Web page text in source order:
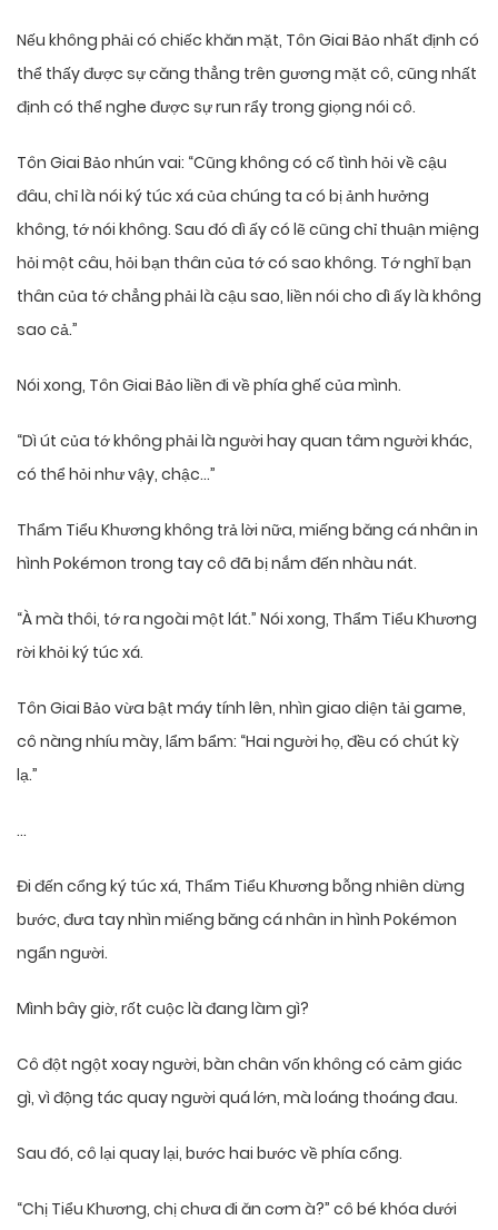
Nếu không phải có chiếc khăn mặt, Tôn Giai Bảo nhất định có
thể thấy được sự căng thẳng trên gương mặt cô, cũng nhất
định có thể nghe được sự run rẩy trong giọng nói cô.
Tôn Giai Bảo nhún vai: “Cũng không có cố tình hỏi về cậu
đâu, chỉ là nói ký túc xá của chúng ta có bị ảnh hưởng
không, tớ nói không. Sau đó dì ấy có lẽ cũng chỉ thuận miệng
hỏi một câu, hỏi bạn thân của tớ có sao không. Tớ nghĩ bạn
thân của tớ chẳng phải là cậu sao, liền nói cho dì ấy là không
sao cả.”
Nói xong, Tôn Giai Bảo liền đi về phía ghế của mình.
“Dì út của tớ không phải là người hay quan tâm người khác,
có thể hỏi như vậy, chậc…”
Thẩm Tiểu Khương không trả lời nữa, miếng băng cá nhân in
hình Pokémon trong tay cô đã bị nắm đến nhàu nát.
“À mà thôi, tớ ra ngoài một lát.” Nói xong, Thẩm Tiểu Khương
rời khỏi ký túc xá.
Tôn Giai Bảo vừa bật máy tính lên, nhìn giao diện tải game,
cô nàng nhíu mày, lẩm bẩm: “Hai người họ, đều có chút kỳ
lạ.”
…
Đi đến cổng ký túc xá, Thẩm Tiểu Khương bỗng nhiên dừng
bước, đưa tay nhìn miếng băng cá nhân in hình Pokémon
ngẩn người.
Mình bây giờ, rốt cuộc là đang làm gì?
Cô đột ngột xoay người, bàn chân vốn không có cảm giác
gì, vì động tác quay người quá lớn, mà loáng thoáng đau.
Sau đó, cô lại quay lại, bước hai bước về phía cổng.
“Chị Tiểu Khương, chị chưa đi ăn cơm à?” cô bé khóa dưới